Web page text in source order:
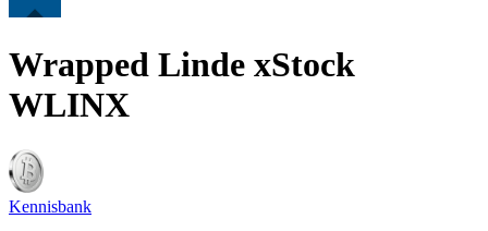
Wrapped Linde xStock
WLINX
Kennisbank